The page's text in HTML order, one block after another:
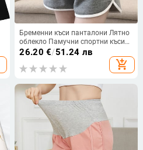
Бременни къси панталони Лятно
облекло Памучни спортни къси
панталони с ниска талия Лятно
облекло Нови пролетни широки
панталони за бременни Плат
26.20 €/51.24 лв
add_shopping_cart